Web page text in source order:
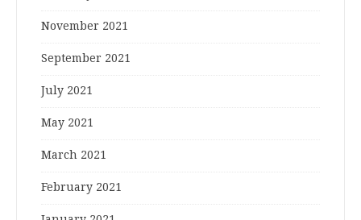
November 2021
September 2021
July 2021
May 2021
March 2021
February 2021